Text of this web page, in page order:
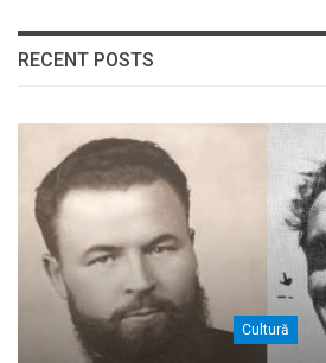
RECENT POSTS
Cultură